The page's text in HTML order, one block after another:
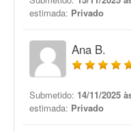
estimada: Privado
Ana B.
Submetido: 14/11/2025
estimada: Privado